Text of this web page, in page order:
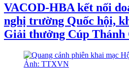
VACOD-HBA kết nối
nghị trường Quốc hội,
Giải thưởng Cúp Thánh